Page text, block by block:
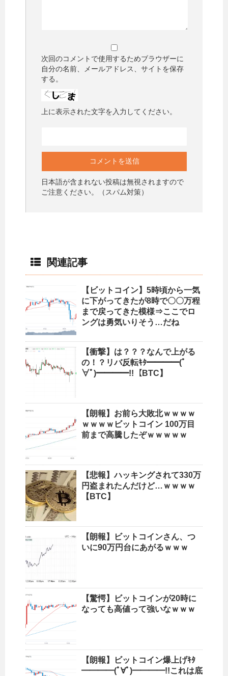
次回のコメントで使用するためブラウザーに
自分の名前、メールアドレス、サイトを保存
する。
上に表示された文字を入力してください。
日本語が含まれない投稿は無視されますので
ご注意ください。（スパム対策）
関連記事
【ビットコイン】5時頃から一気
に下がってきたが8時で〇〇万程
まで戻ってきた模様⇒ここでロ
ングは勇気いりそう…だね
【衝撃】は？？？なんで上がる
の！？リバ反転ｷﾀ━━━━(ﾟ
∀ﾟ)━━━━!!【BTC】
【朗報】お前ら大敗北ｗｗｗｗ
ｗｗｗｗビットコイン 100万目
前まで高騰したぞｗｗｗｗｗ
【悲報】ハッキングされて330万
円盗まれたんだけど…ｗｗｗｗ
【BTC】
【朗報】ビットコインさん、つ
いに90万円台にあがるｗｗｗ
【驚愕】ビットコインが20時に
なっても高値って強いなｗｗｗ
【朗報】ビットコイン爆上げｷﾀ
━━━━(ﾟ∀ﾟ)━━━━!!これは底